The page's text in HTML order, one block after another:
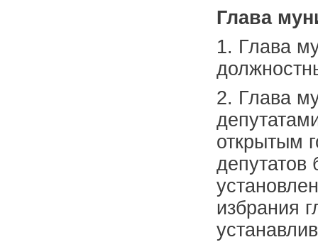
Глава
1. Глава
2. Глава
открытым
депутатов
избрания